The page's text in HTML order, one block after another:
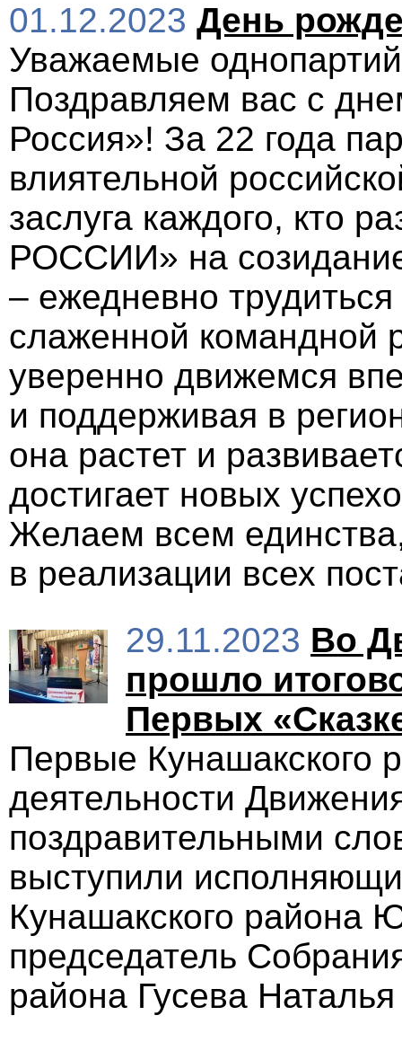
01.12.2023 День
Уважаемые
Поздравляем вас с
Россия»! За 22 года
влиятельной
заслуга каждого, кто
РОССИИ» на
– ежедневно
слаженной командной
уверенно движемся
и поддерживая в
она растет и
достигает новых
Желаем всем
в реализации всех
29.11.2023 Во
прошло
Первых
Первые Кунашакского
деятельности
поздравительными
выступили
Кунашакского района
председатель
района Гусева